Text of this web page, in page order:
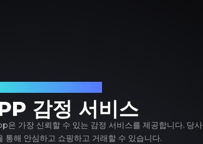
감정 서비스
가장 신뢰할 수 있는 감정 서비스를 제공합니다. 당사
통해 안심하고 쇼핑하고 거래할 수 있습니다.